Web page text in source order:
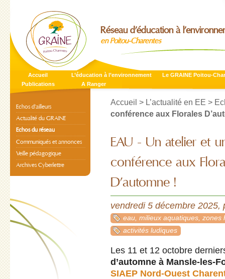
Réseau d’éducation à
en Poitou-Charentes
Accueil L’éducation à l’environnement
Le GRAINE Poitou-
Publications
A Ranger
Accueil > L’actualité en EE >
conférence aux Florales
EAU - Un atelier et
conférence aux
D’automne !
vendredi 5 décembre 2025,
eau, milieux aquatiques, zones
activités ludiques
Les 11 et 12 octobre
d’automne à Mansle-les-
SIAEP Nord-Ouest
Echos d’ailleurs
Actualité du GRAINE
Echos du réseau
Communiqués et annonces
Veille pédagogique
Archives Cyberlettre